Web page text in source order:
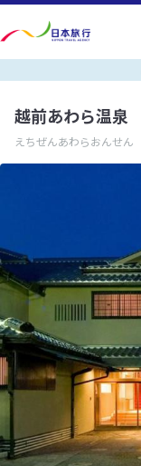
越前あわら温泉
えちぜんあわらおんせ